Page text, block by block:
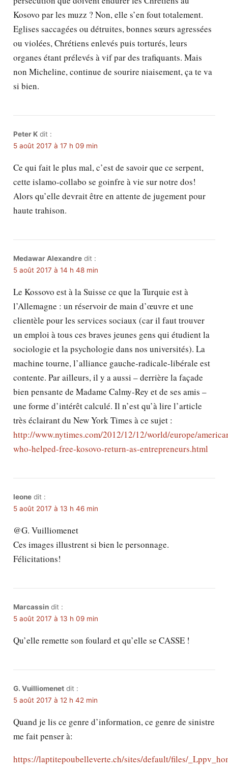
Kosovo par les muzz ? Non, elle s’en fout totalement.
Eglises saccagées ou détruites, bonnes sœurs agressées
ou violées, Chrétiens enlevés puis torturés, leurs
organes étant prélevés à vif par des trafiquants. Mais
non Micheline, continue de sourire niaisement, ça te va
si bien.
Peter K dit :
5 août 2017 à 17 h 09 min
Ce qui fait le plus mal, c’est de savoir que ce serpent,
cette islamo-collabo se goinfre à vie sur notre dos!
Alors qu’elle devrait être en attente de jugement pour
haute trahison.
Medawar Alexandre dit :
5 août 2017 à 14 h 48 min
Le Kossovo est à la Suisse ce que la Turquie est à
l’Allemagne : un réservoir de main d’œuvre et une
clientèle pour les services sociaux (car il faut trouver
un emploi à tous ces braves jeunes gens qui étudient la
sociologie et la psychologie dans nos universités). La
machine tourne, l’alliance gauche-radicale-libérale est
contente. Par ailleurs, il y a aussi – derrière la façade
bien pensante de Madame Calmy-Rey et de ses amis –
une forme d’intérêt calculé. Il n’est qu’à lire l’article
très éclairant du New York Times à ce sujet :
http://www.nytimes.com/2012/12/12/world/europe/
who-helped-free-kosovo-return-as-entrepreneurs.html
leone dit :
5 août 2017 à 13 h 46 min
@G. Vuilliomenet
Ces images illustrent si bien le personnage.
Félicitations!
Marcassin dit :
5 août 2017 à 13 h 09 min
Qu’elle remette son foulard et qu’elle se CASSE !
G. Vuilliomenet dit :
5 août 2017 à 12 h 42 min
Quand je lis ce genre d’information, ce genre de sinistre
me fait penser à:
https://laptitepoubelleverte.ch/sites/default/files/